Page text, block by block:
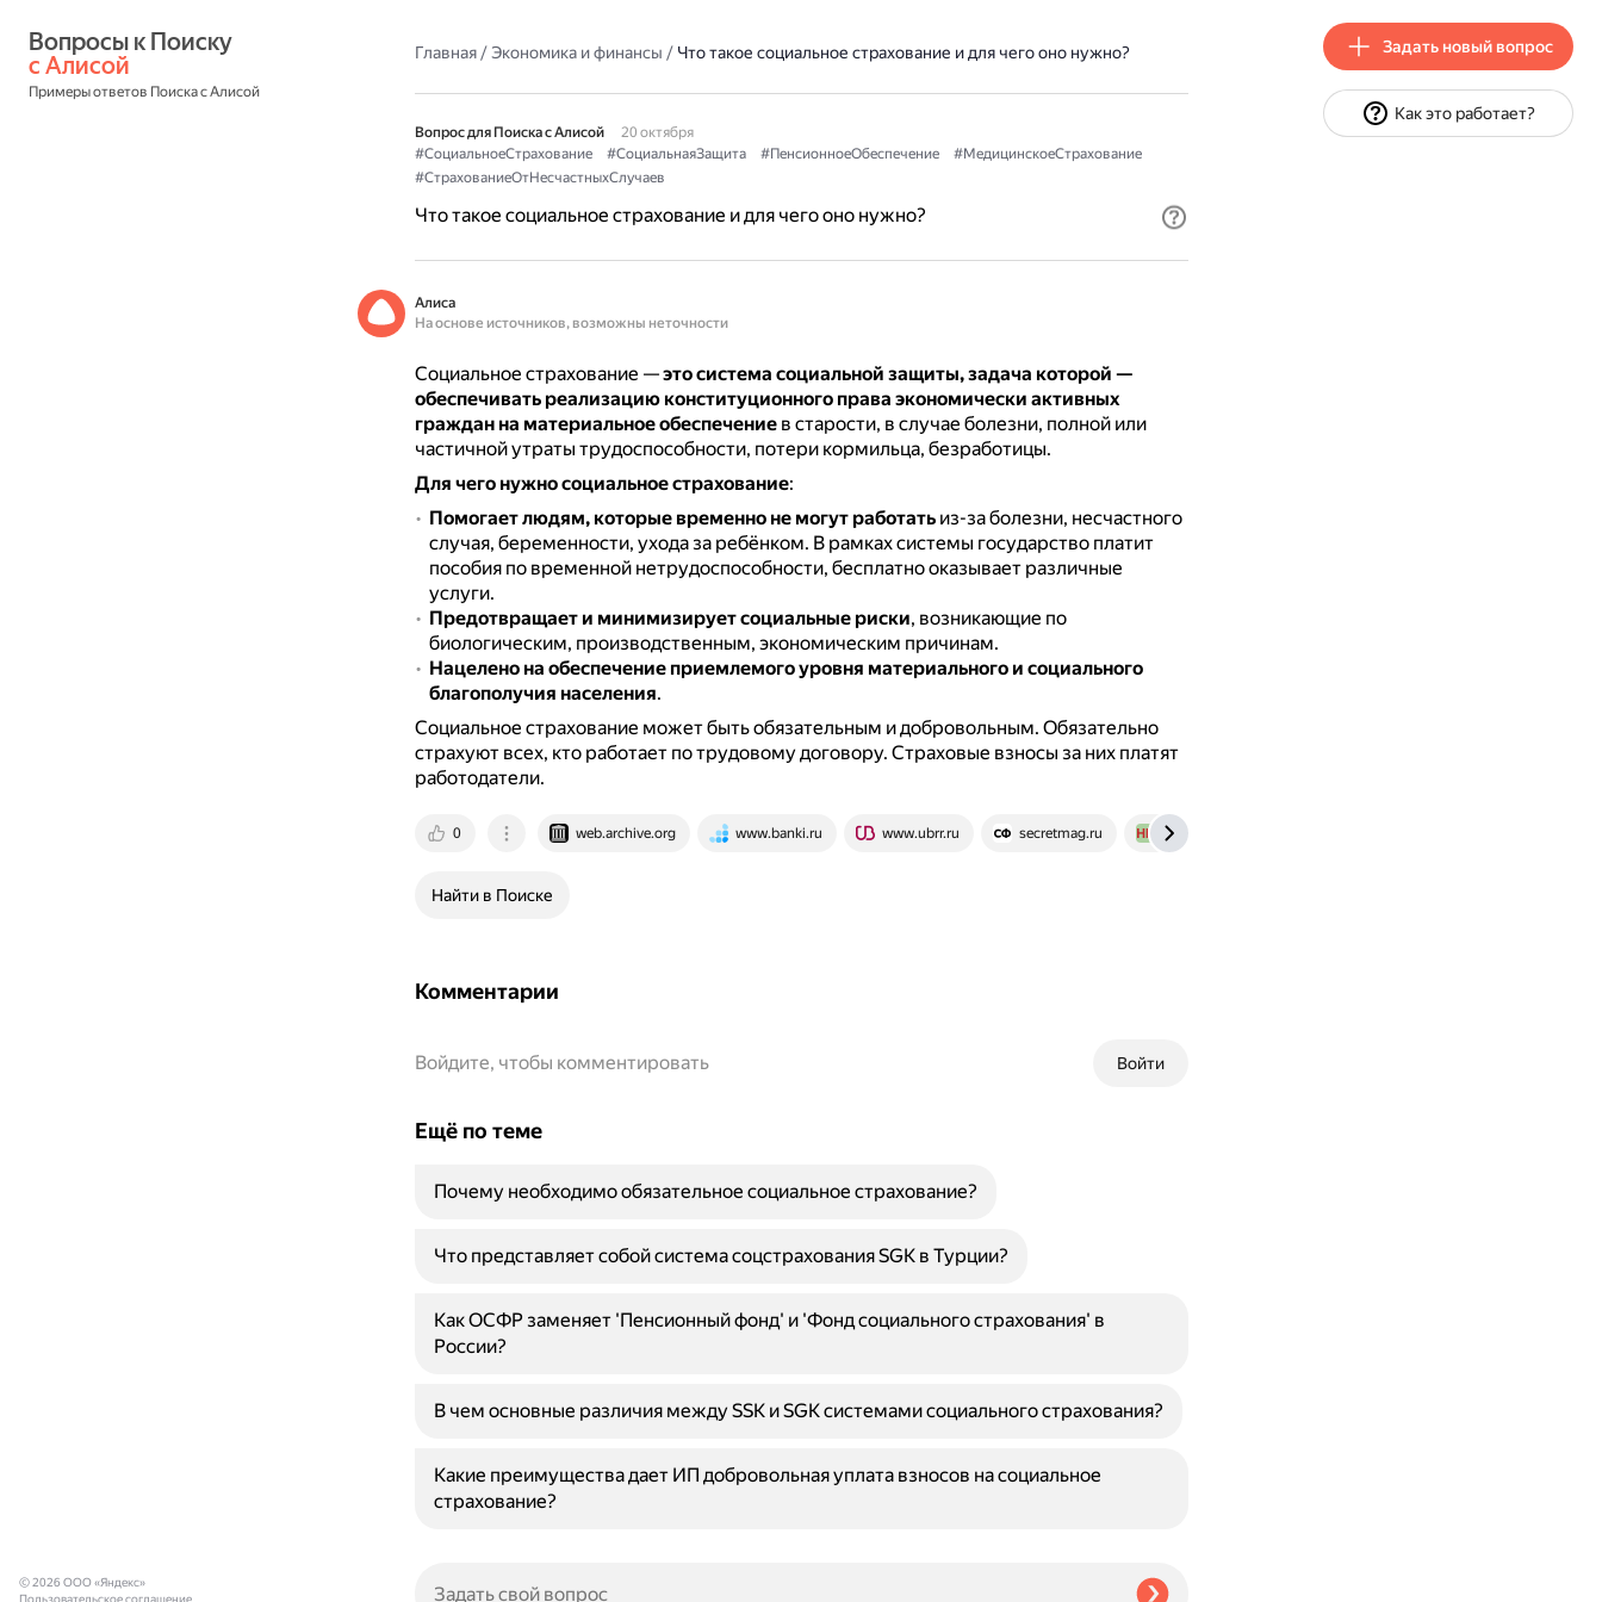
с Алисой
Примеры ответов Поиска с Алисой
Главная/Экономика и финансы / Что такое социальное страхование и для чего оно нужно?
Вопрос для Поиска с Алисой
20 октября
#СоциальноеСтрахование
#СоциальнаяЗащита #ПенсионноеОбеспечение
#МедицинскоеСтрахование
#СтрахованиеОтНесчастныхСлучаев
Что такое социальное страхование и для чего оно нужно?
Алиса
На основе источников, возможны неточности
Социальное страхование —это система социальной защиты, задача которой —
обеспечивать реализацию конституционного права экономически активных
граждан на материальное обеспечениев старости, в случае болезни, полной или
частичной утраты трудоспособности, потери кормильца, безработицы.
Для чего нужно социальное страхование:
Помогает людям, которые временно не могут работатьиз-за болезни, несчастного
случая, беременности, ухода за ребёнком. В рамках системы государство платит
пособия по временной нетрудоспособности, бесплатно оказывает различные
услуги.
Предотвращает и минимизирует социальные риски, возникающие по
биологическим, производственным, экономическим причинам.
Нацелено на обеспечение приемлемого уровня материального и социального
благополучия населения.
Социальное страхование может быть обязательным и добровольным. Обязательно
страхуют всех, кто работает по трудовому договору. Страховые взносы за них платят
работодатели.
0 web.archive.org www.banki.ru www.ubrr.ru secretmag.ru nalog-nalog.ru
Найти в Поиске
Комментарии
Войти
Войдите, чтобы комментировать
Ещё по теме
Почему необходимо обязательное социальное страхование?
Что представляет собой система соцстрахования SGK в Турции?
Как ОСФР заменяет 'Пенсионный фонд' и 'Фонд социального страхования' в
России?
В чем основные различия между SSK и SGK системами социального страхования?
Какие преимущества дает ИП добровольная уплата взносов на социальное
страхование?
© 2026 ООО «Яндекс»
Пользовательское соглашение
Задать новый вопрос
Как это работает?